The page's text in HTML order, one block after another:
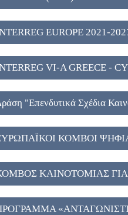
(2)
EUROPE 2021-
VI-A GREECE -
"Eπενδυτικά Σχέδια
ΕΣΠΑ 2021-2027
ΚΟΜΒΟΙ
ΚΑΙΝΟΤΟΜΙΑΣ
ΕΝΕΡΓΕΙΑΣ